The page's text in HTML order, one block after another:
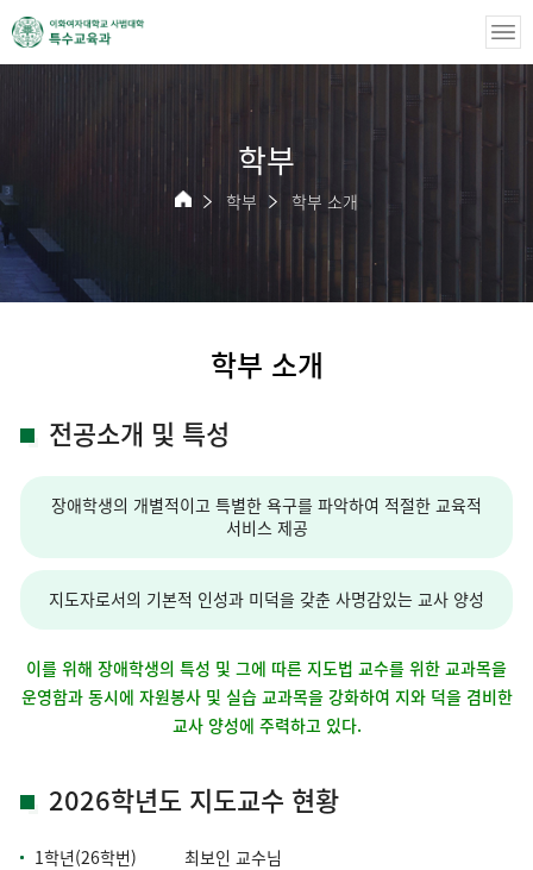
학부
학부 학부 소개
학부 소개
전공소개 및 특성
장애학생의 개별적이고 특별한 욕구를 파악하여 적절한 교육적
서비스 제공
지도자로서의 기본적 인성과 미덕을 갖춘 사명감있는 교사 양성
이를 위해 장애학생의 특성 및 그에 따른 지도법 교수를 위한 교과목을
운영함과 동시에 자원봉사 및 실습 교과목을 강화하여 지와 덕을 겸비한
교사 양성에 주력하고 있다.
2026학년도 지도교수 현황
1학년(26학번) 최보인 교수님